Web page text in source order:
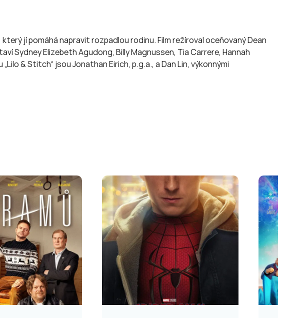
jí pomáhá napravit rozpadlou rodinu. Film režíroval oceňovaný Dean
Sydney Elizebeth Agudong, Billy Magnussen, Tia Carrere, Hannah
& Stitch“ jsou Jonathan Eirich, p.g.a., a Dan Lin, výkonnými